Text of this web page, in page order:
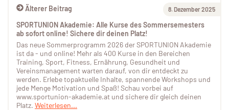
Älterer Beitrag 8. Dezember 2025
SPORTUNION Akademie: Alle Kurse des Sommersemesters
ab sofort online! Sichere dir deinen Platz!
Das neue Sommerprogramm 2026 der SPORTUNION Akademie
ist da - und online! Mehr als 400 Kurse in den Bereichen
Training, Sport, Fitness, Ernährung, Gesundheit und
Vereinsmanagement warten darauf, von dir entdeckt zu
werden. Erlebe topaktuelle Inhalte, spannende Workshops und
jede Menge Motivation und Spaß! Schau vorbei auf
www.sportunion-akademie.at und sichere dir gleich deinen
Platz. Weiterlesen...